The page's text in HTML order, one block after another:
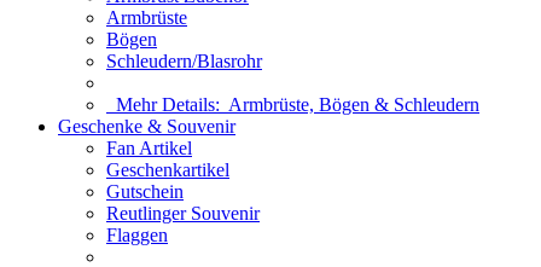
Armbrüste
Bögen
Schleudern/Blasrohr
Mehr Details: Armbrüste, Bögen & Schleudern
Geschenke & Souvenir
Fan Artikel
Geschenkartikel
Gutschein
Reutlinger Souvenir
Flaggen